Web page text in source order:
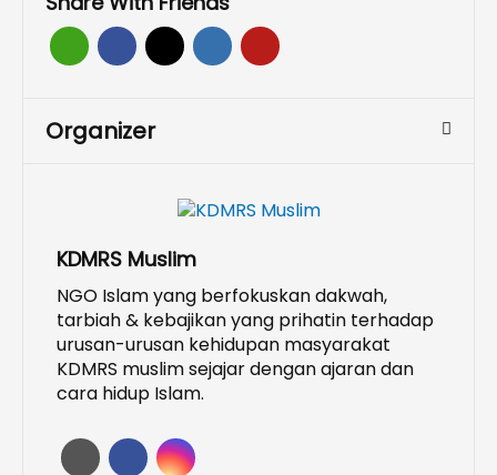
Organizer
KDMRS Muslim
NGO Islam yang berfokuskan dakwah,
tarbiah & kebajikan yang prihatin terhadap
urusan-urusan kehidupan masyarakat
KDMRS muslim sejajar dengan ajaran dan
cara hidup Islam.